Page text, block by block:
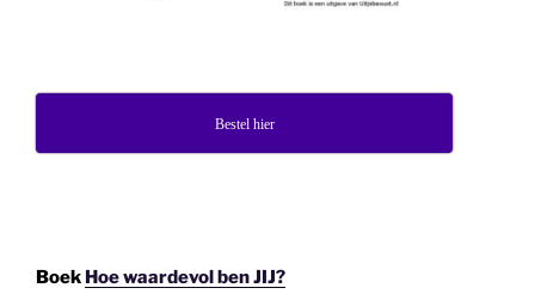
Bestel hier
Boek Hoe waardevol ben JIJ?